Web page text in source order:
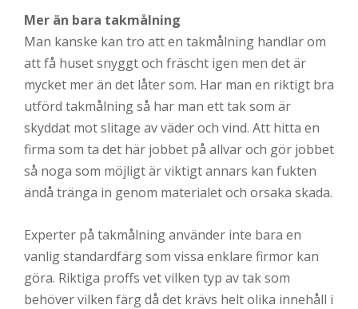
Mer än bara takmålning
Man kanske kan tro att en takmålning handlar om
att få huset snyggt och fräscht igen men det är
mycket mer än det låter som. Har man en riktigt bra
utförd takmålning så har man ett tak som är
skyddat mot slitage av väder och vind. Att hitta en
firma som ta det här jobbet på allvar och gör jobbet
så noga som möjligt är viktigt annars kan fukten
ändå tränga in genom materialet och orsaka skada.
Experter på takmålning använder inte bara en
vanlig standardfärg som vissa enklare firmor kan
göra. Riktiga proffs vet vilken typ av tak som
behöver vilken färg då det krävs helt olika innehåll i